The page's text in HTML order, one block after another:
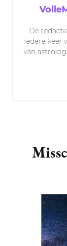
De
iedere keer
van